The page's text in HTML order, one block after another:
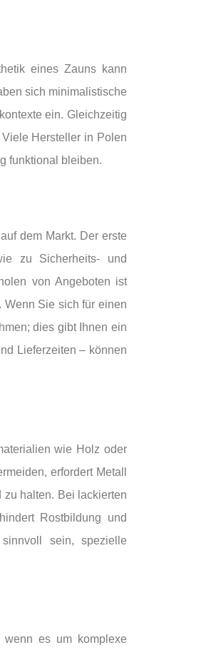
eines Zauns kann
sich minimalistische
ein. Gleichzeitig
Hersteller in Polen
funktional bleiben.
dem Markt. Der erste
zu Sicherheits- und
von Angeboten ist
Wenn Sie sich für einen
dies gibt Ihnen ein
Lieferzeiten – können
wie Holz oder
erfordert Metall
halten. Bei lackierten
Rostbildung und
sein, spezielle
wenn es um komplexe